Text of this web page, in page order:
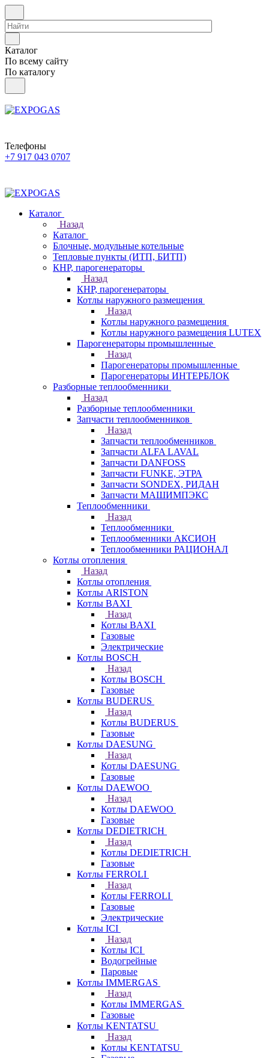
Каталог
По всему сайту
По каталогу
Телефоны
+7 917 043 0707
Каталог
Назад
Каталог
Блочные, модульные котельные
Тепловые пункты (ИТП, БИТП)
КНР, парогенераторы
Назад
КНР, парогенераторы
Котлы наружного размещения
Назад
Котлы наружного размещения
Котлы наружного размещения LUTEX
Парогенераторы промышленные
Назад
Парогенераторы промышленные
Парогенераторы ИНТЕРБЛОК
Разборные теплообменники
Назад
Разборные теплообменники
Запчасти теплообменников
Назад
Запчасти теплообменников
Запчасти ALFA LAVAL
Запчасти DANFOSS
Запчасти FUNKE, ЭТРА
Запчасти SONDEX, РИДАН
Запчасти МАШИМПЭКС
Теплообменники
Назад
Теплообменники
Теплообменники АКСИОН
Теплообменники РАЦИОНАЛ
Котлы отопления
Назад
Котлы отопления
Котлы ARISTON
Котлы BAXI
Назад
Котлы BAXI
Газовые
Электрические
Котлы BOSCH
Назад
Котлы BOSCH
Газовые
Котлы BUDERUS
Назад
Котлы BUDERUS
Газовые
Котлы DAESUNG
Назад
Котлы DAESUNG
Газовые
Котлы DAEWOO
Назад
Котлы DAEWOO
Газовые
Котлы DEDIETRICH
Назад
Котлы DEDIETRICH
Газовые
Котлы FERROLI
Назад
Котлы FERROLI
Газовые
Электрические
Котлы ICI
Назад
Котлы ICI
Водогрейные
Паровые
Котлы IMMERGAS
Назад
Котлы IMMERGAS
Газовые
Котлы KENTATSU
Назад
Котлы KENTATSU